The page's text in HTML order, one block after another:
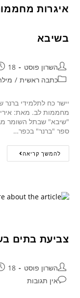
איגרות
בשיבא
השרון פוסט
18 במאי 2020
כתבה ראשית /
יישר כח לתלמידי ברנר
מחממות לב. מאת:
"שיבא" שבתל השומר
ספר "ברנר" בכפר…
להמשך קריאה
צביעת בתים
השרון פוסט 18 במאי 2020
אין תגובות